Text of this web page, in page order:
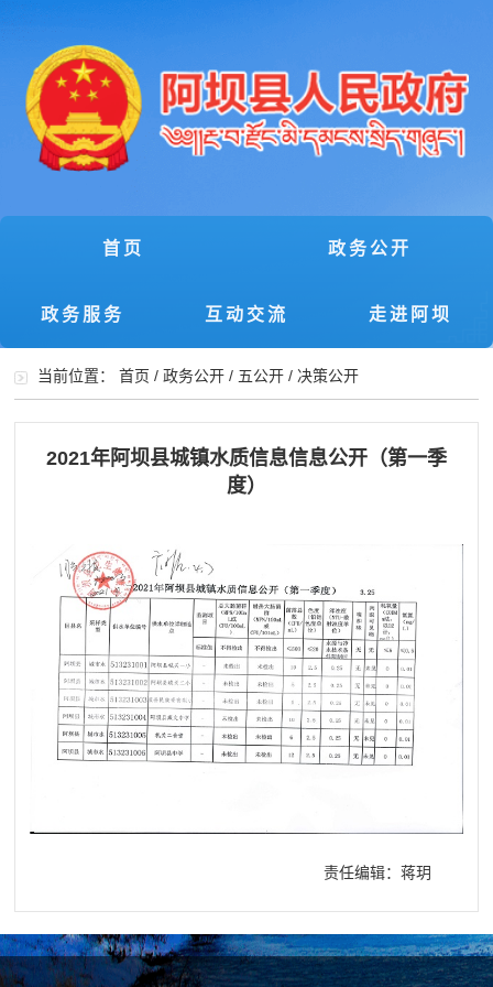
首页 政务公开
政务服务 互动交流 走进阿坝
当前位置：首页 /政务公开 / 五公开 / 决策公开
2021年阿坝县城镇水质信息信息公开（第一季
度）
责任编辑：蒋玥